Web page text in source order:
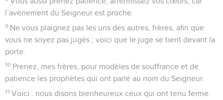
© Le Projet Biblique
L’auteur de cette lettre se nomme au premier verset «
qu’il fut « témoin des souffrances du Christ » : il s’agit donc
de *Simon, fils de Jonas, originaire de Bethsaïda en *Galilée,
que Jésus appela à le suivre.